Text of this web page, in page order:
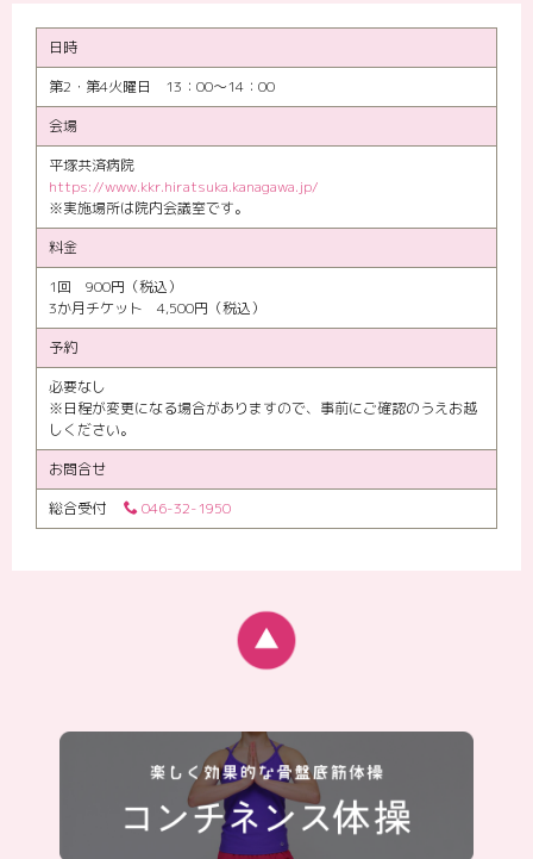
日時
第2・第4火曜日 13：00〜14：00
会場
平塚共済病院
https://www.kkr.hiratsuka.kanagawa.jp/
※実施場所は院内会議室です。
料金
1回 900円（税込）
3か月チケット 4,500円（税込）
予約
必要なし
※日程が変更になる場合がありますので、事前にご確認のうえお越
しください。
お問合せ
総合受付
046-32-1950